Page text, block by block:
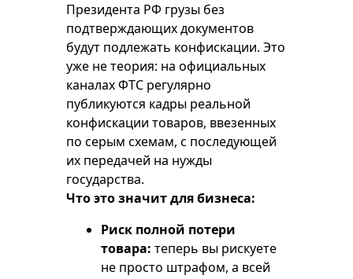
Президента РФ грузы без
подтверждающих документов
будут подлежать конфискации. Это
уже не теория: на официальных
каналах ФТС регулярно
публикуются кадры реальной
конфискации товаров, ввезенных
по серым схемам, с последующей
их передачей на нужды
государства.
Что это значит для бизнеса:
Риск полной потери
товара: теперь вы рискуете
не просто штрафом, а всей